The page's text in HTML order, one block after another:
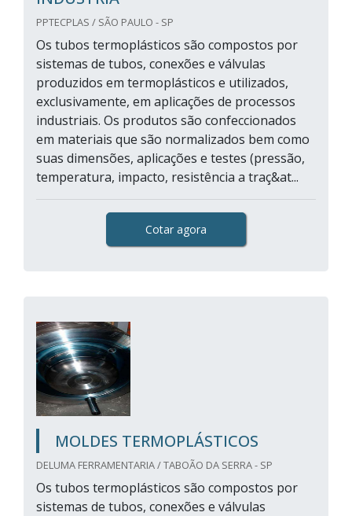
PPTECPLAS / SÃO PAULO - SP
Os tubos termoplásticos são compostos por
sistemas de tubos, conexões e válvulas
produzidos em termoplásticos e utilizados,
exclusivamente, em aplicações de processos
industriais. Os produtos são confeccionados
em materiais que são normalizados bem como
suas dimensões, aplicações e testes (pressão,
temperatura, impacto, resistência a traç&at...
Cotar agora
MOLDES TERMOPLÁSTICOS
DELUMA FERRAMENTARIA / TABOÃO DA SERRA - SP
Os tubos termoplásticos são compostos por
sistemas de tubos, conexões e válvulas